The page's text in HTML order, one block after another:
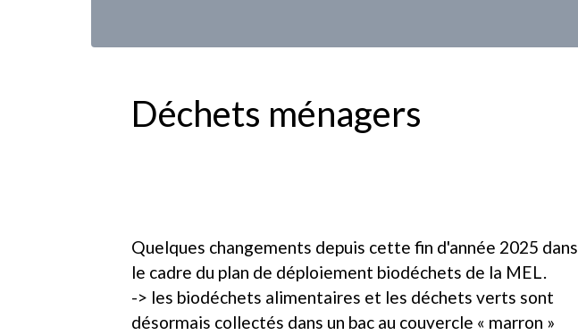
Déchets ménagers
Quelques changements depuis cette fin d'année 2025 dans
le cadre du plan de déploiement biodéchets de la MEL.
-> les biodéchets alimentaires et les déchets verts sont
désormais collectés dans un bac au couvercle « marron »